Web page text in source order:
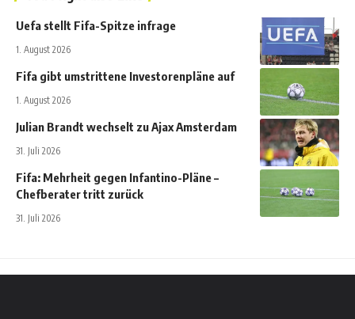
Uefa stellt Fifa-Spitze infrage
1. August 2026
Fifa gibt umstrittene Investorenpläne auf
1. August 2026
Julian Brandt wechselt zu Ajax Amsterdam
31. Juli 2026
Fifa: Mehrheit gegen Infantino-Pläne –
Chefberater tritt zurück
31. Juli 2026